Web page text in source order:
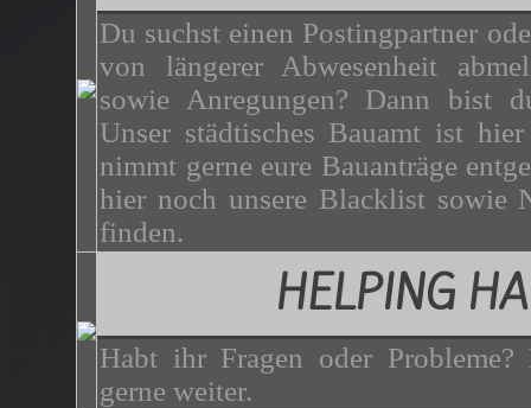
Du suchst einen Postingpartner
von längerer Abwesenheit
sowie Anregungen? Dann bist
Unser städtisches Bauamt ist
nimmt gerne eure Bauanträge
hier noch unsere Blacklist sowie
finden.
HELPING
Habt ihr Fragen oder
gerne weiter.